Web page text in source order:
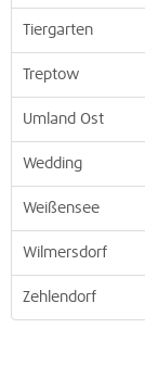
Tiergarten
Treptow
Umland Ost
Wedding
Weißensee
Wilmersdorf
Zehlendorf